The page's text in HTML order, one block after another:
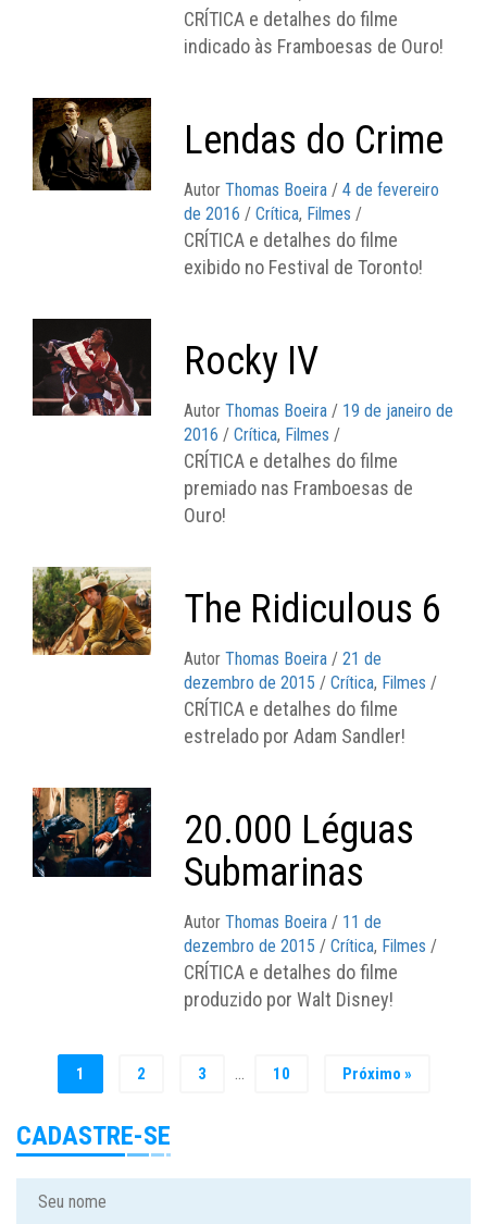
CRÍTICA e detalhes do filme
indicado às Framboesas de Ouro!
Lendas do Crime
AutorThomas Boeira / 4 de fevereiro
de 2016 / Crítica, Filmes /
CRÍTICA e detalhes do filme
exibido no Festival de Toronto!
Rocky IV
AutorThomas Boeira / 19 de janeiro de
2016 / Crítica, Filmes /
CRÍTICA e detalhes do filme
premiado nas Framboesas de
Ouro!
The Ridiculous 6
AutorThomas Boeira / 21 de
dezembro de 2015 / Crítica, Filmes /
CRÍTICA e detalhes do filme
estrelado por Adam Sandler!
20.000 Léguas
Submarinas
AutorThomas Boeira / 11 de
dezembro de 2015 / Crítica, Filmes /
CRÍTICA e detalhes do filme
produzido por Walt Disney!
1 2 3 … 10 Próximo »
CADASTRE-SE